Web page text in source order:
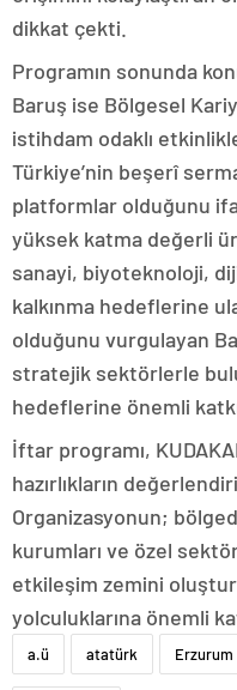
dikkat çekti.
Programın sonunda
Baruş ise Bölgesel
istihdam odaklı
Türkiye’nin beşerî
platformlar olduğunu
yüksek katma değerli
sanayi, biyoteknoloji,
kalkınma hedeflerine
olduğunu vurgulayan
stratejik sektörlerle
hedeflerine önemli
İftar programı,
hazırlıkların
Organizasyonun;
kurumları ve özel
etkileşim zemini
yolculuklarına önemli
a.ü atatürk Erzurum